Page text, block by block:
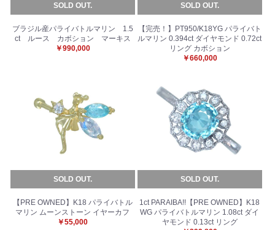
SOLD OUT.
ブラジル産パライバトルマリン 1.5
ct ルース カボション マーキス
￥990,000
SOLD OUT.
【完売！】PT950/K18YG パライバト
ルマリン 0.394ct ダイヤモンド 0.72ct
リング カボション
￥660,000
SOLD OUT.
【PRE OWNED】K18 パライバトル
マリン ムーンストーン イヤーカフ
￥55,000
SOLD OUT.
1ct PARAIBA!!【PRE OWNED】K18
WG パライバトルマリン 1.08ct ダイ
ヤモンド 0.13ct リング